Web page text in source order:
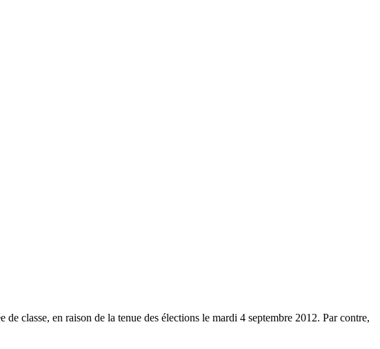
classe, en raison de la tenue des élections le mardi 4 septembre 2012. Par contre,